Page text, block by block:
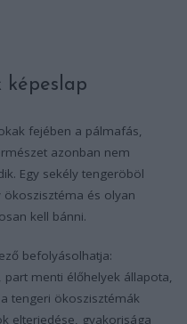
képeslap
fejében a pálmafás,
azonban nem
Egy sekély tengeröböl
és olyan
kell bánni.
befolyásolhatja:
menti élőhelyek állapota,
tengeri ökoszisztémák
elterjedése, gyakorisága